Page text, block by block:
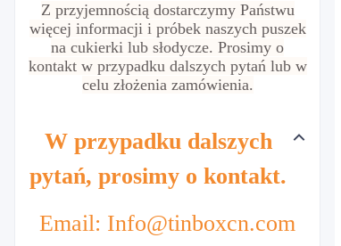
Z przyjemnością dostarczymy Państwu
więcej informacji i próbek naszych puszek
na cukierki lub słodycze. Prosimy o
kontakt w przypadku dalszych pytań lub w
celu złożenia zamówienia.
W przypadku dalszych
pytań, prosimy o kontakt.
Email: Info@tinboxcn.com